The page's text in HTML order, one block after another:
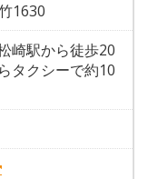
1630
崎駅から徒歩20
タクシーで約10